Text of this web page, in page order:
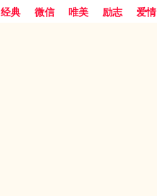
经典 微信 唯美 励志 爱情